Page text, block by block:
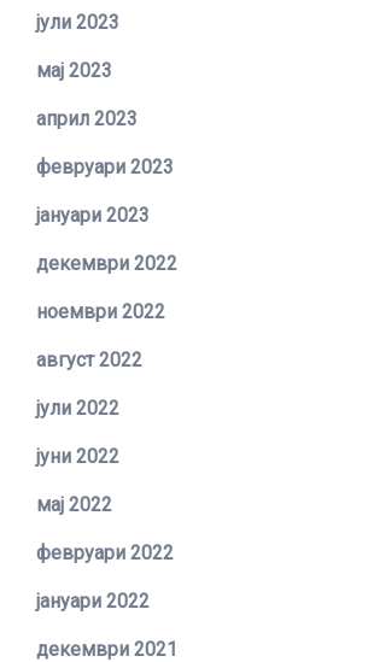
јули 2023
мај 2023
април 2023
февруари 2023
јануари 2023
декември 2022
ноември 2022
август 2022
јули 2022
јуни 2022
мај 2022
февруари 2022
јануари 2022
декември 2021